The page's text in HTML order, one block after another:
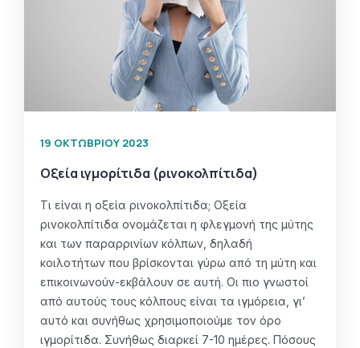
19 ΟΚΤΩΒΡΊΟΥ 2023
Οξεία ιγμορίτιδα (ρινοκολπίτιδα)
Τι είναι η οξεία ρινοκολπίτιδα; Οξεία
ρινοκολπίτιδα ονομάζεται η φλεγμονή της μύτης
και των παραρρινίων κόλπων, δηλαδή
κοιλοτήτων που βρίσκονται γύρω από τη μύτη και
επικοινωνούν-εκβάλουν σε αυτή. Οι πιο γνωστοί
από αυτούς τους κόλπους είναι τα ιγμόρεια, γι’
αυτό και συνήθως χρησιμοποιούμε τον όρο
ιγμορίτιδα. Συνήθως διαρκεί 7-10 ημέρες. Πόσους